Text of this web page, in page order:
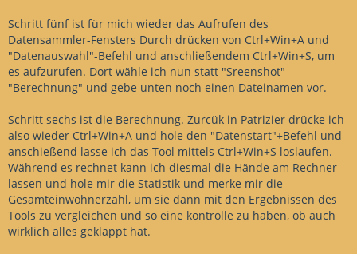
Schritt fünf ist für mich wieder das Aufrufen des
Datensammler-Fensters Durch drücken von Ctrl+Win+A und
"Datenauswahl"-Befehl und anschließendem Ctrl+Win+S, um
es aufzurufen. Dort wähle ich nun statt "Sreenshot"
"Berechnung" und gebe unten noch einen Dateinamen vor.
Schritt sechs ist die Berechnung. Zurcük in Patrizier drücke ich
also wieder Ctrl+Win+A und hole den "Datenstart"+Befehl und
anschießend lasse ich das Tool mittels Ctrl+Win+S loslaufen.
Während es rechnet kann ich diesmal die Hände am Rechner
lassen und hole mir die Statistik und merke mir die
Gesamteinwohnerzahl, um sie dann mit den Ergebnissen des
Tools zu vergleichen und so eine kontrolle zu haben, ob auch
wirklich alles geklappt hat.